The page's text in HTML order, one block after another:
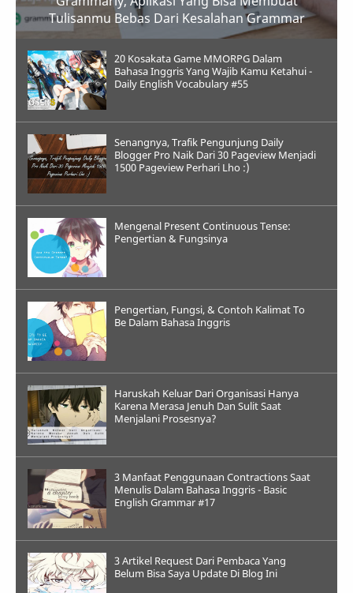
Tulisanmu Bebas Dari Kesalahan Grammar
20 Kosakata Game MMORPG Dalam
Bahasa Inggris Yang Wajib Kamu Ketahui -
Daily English Vocabulary #55
Senangnya, Trafik Pengunjung Daily
Blogger Pro Naik Dari 30 Pageview Menjadi
1500 Pageview Perhari Lho :)
Mengenal Present Continuous Tense:
Pengertian & Fungsinya
Pengertian, Fungsi, & Contoh Kalimat To
Be Dalam Bahasa Inggris
Haruskah Keluar Dari Organisasi Hanya
Karena Merasa Jenuh Dan Sulit Saat
Menjalani Prosesnya?
3 Manfaat Penggunaan Contractions Saat
Menulis Dalam Bahasa Inggris - Basic
English Grammar #17
3 Artikel Request Dari Pembaca Yang
Belum Bisa Saya Update Di Blog Ini